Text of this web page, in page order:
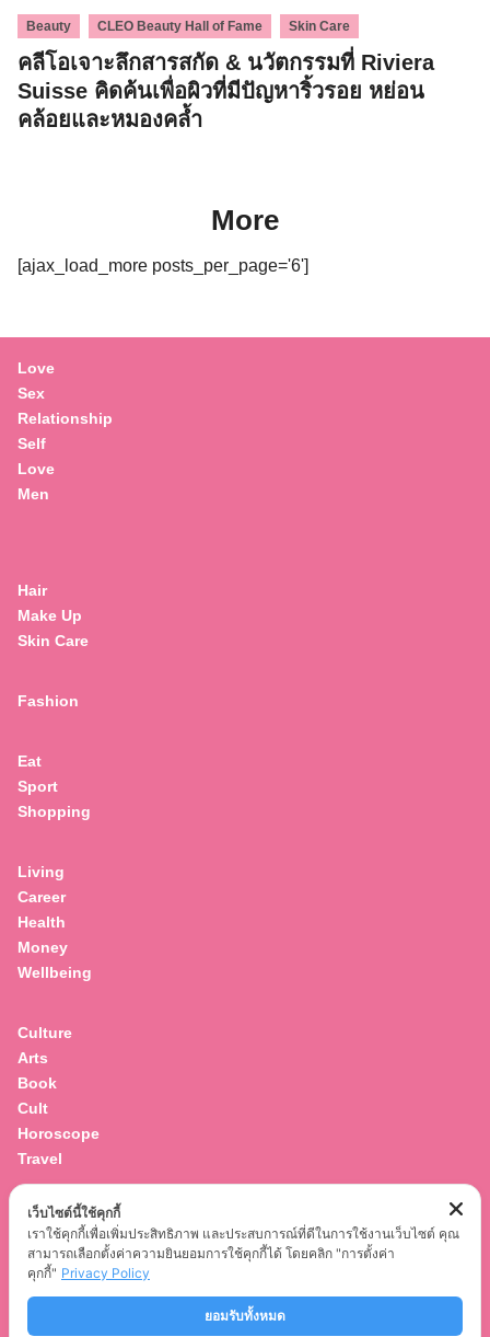
Beauty CLEO Beauty Hall of Fame Skin Care
คลีโอเจาะลึกสารสกัด & นวัตกรรมที่ Riviera
Suisse คิดค้นเพื่อผิวที่มีปัญหาริ้วรอย หย่อน
คล้อยและหมองคล้ำ
More
[ajax_load_more posts_per_page='6']
Love
Sex
Relationship
Self
Love
Men
Hair
Make Up
Skin Care
Fashion
Eat
Sport
Shopping
Living
Career
Health
Money
Wellbeing
Culture
Arts
Book
Cult
Horoscope
Travel
Entertainment
Celebrity
Movies
Musics
เว็บไซต์นี้ใช้คุกกี้
เราใช้คุกกี้เพื่อเพิ่มประสิทธิภาพ และประสบการณ์ที่ดีในการใช้งานเว็บไซต์ คุณ
สามารถเลือกตั้งค่าความยินยอมการใช้คุกกี้ได้ โดยคลิก "การตั้งค่า
คุกกี้" Privacy Policy
ยอมรับทั้งหมด